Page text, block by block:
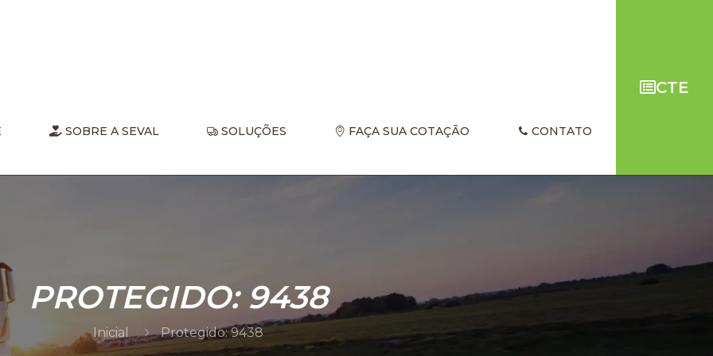
SOBRE A SEVAL SOLUÇÕES FAÇA SUA COTAÇÃO CONTATO
CTE
PROTEGIDO: 9438
Inicial Protegido: 9438